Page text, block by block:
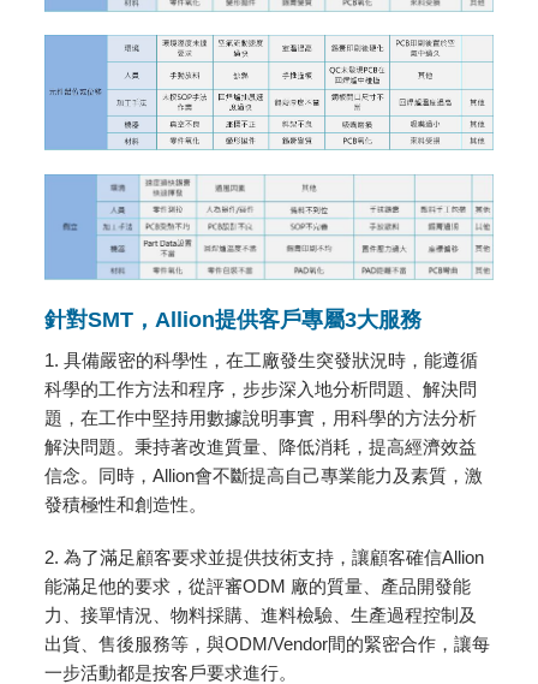
針對SMT，Allion提供客戶專屬3大服務
1. 具備嚴密的科學性，在工廠發生突發狀況時，能遵循
科學的工作方法和程序，步步深入地分析問題、解決問
題，在工作中堅持用數據說明事實，用科學的方法分析
解決問題。秉持著改進質量、降低消耗，提高經濟效益
信念。同時，Allion會不斷提高自己專業能力及素質，激
發積極性和創造性。
2. 為了滿足顧客要求並提供技術支持，讓顧客確信Allion
能滿足他的要求，從評審ODM 廠的質量、產品開發能
力、接單情況、物料採購、進料檢驗、生產過程控制及
出貨、售後服務等，與ODM/Vendor間的緊密合作，讓每
一步活動都是按客戶要求進行。